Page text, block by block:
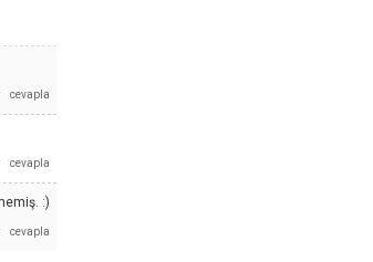
:)